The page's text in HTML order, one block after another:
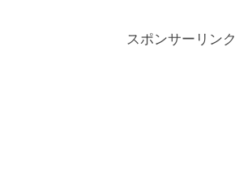
スポンサーリンク